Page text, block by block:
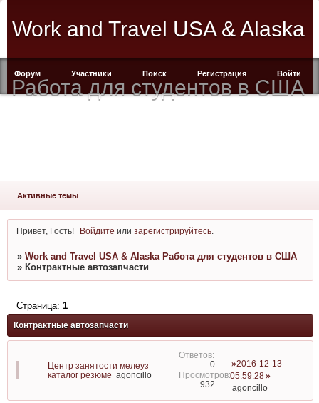
Work and Travel USA & Alaska
Работа для студентов в США
Форум Участники Поиск Регистрация Войти
Активные темы
Привет, Гость! Войдите илизарегистрируйтесь
» Work and Travel USA & Alaska Работа для студентов в США
» Контрактные автозапчасти
Контрактные автозапчасти
Страница: 1
Центр занятости мелеуз
каталог резюме agoncillo
0
932
2016-12-13
05:59:28
agoncillo